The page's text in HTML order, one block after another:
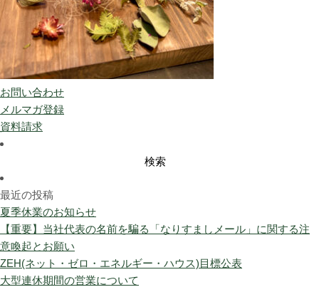
お問い合わせ
メルマガ登録
資料請求
索:
最近の投稿
夏季休業のお知らせ
【重要】当社代表の名前を騙る「なりすましメール」に関する注
意喚起とお願い
ZEH(ネット・ゼロ・エネルギー・ハウス)目標公表
大型連休期間の営業について